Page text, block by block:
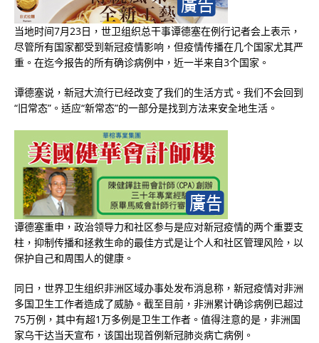
当地时间7月23日，世卫组织总干事谭德塞在例行记者会上表示，
尽管所有国家都受到新冠疫情影响，但疫情传播在几个国家尤其严
重。在迄今报告的所有确诊病例中，近一半来自3个国家。
谭德塞说，新冠大流行已经改变了我们的生活方式。我们不会回到
“旧常态”。适应“新常态”的一部分是找到方法来安全地生活。
谭德塞重申，政治领导力和社区参与是应对新冠疫情的两个重要支
柱，抑制传播和拯救生命的最佳方式是让个人和社区管理风险，以
保护自己和周围人的健康。
同日，世界卫生组织非洲区域办事处发布消息称，新冠疫情对非洲
多国卫生工作者造成了威胁。截至目前，非洲累计确诊病例已超过
75万例，其中有超1万多例是卫生工作者。值得注意的是，非洲国
家乌干达当天宣布，该国出现首例新冠肺炎病亡病例。